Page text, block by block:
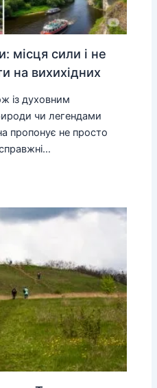
місця сили і не
на вихихідних
із духовним
чи легендами
пропонує не просто